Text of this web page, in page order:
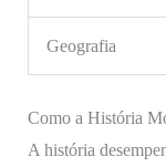
Geografia
Como a História
A história